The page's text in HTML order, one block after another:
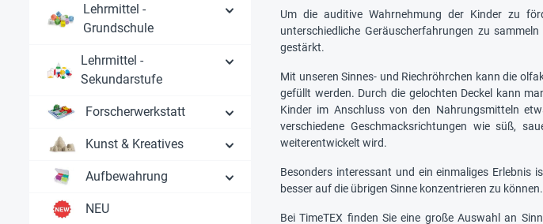
Lehrmittel -
Grundschule
Lehrmittel -
Sekundarstufe
Forscherwerkstatt
Kunst & Kreatives
Aufbewahrung
NEU
Um die auditive Wahrnehmung der Kinder zu
unterschiedliche Geräuscherfahrungen zu
gestärkt.
Mit unseren Sinnes- und Riechröhrchen kann die
gefüllt werden. Durch die gelochten Deckel kann
Kinder im Anschluss von den Nahrungsmitteln
verschiedene Geschmacksrichtungen wie süß,
weiterentwickelt wird.
Besonders interessant und ein einmaliges Erlebnis
besser auf die übrigen Sinne konzentrieren zu können.
Bei TimeTEX finden Sie eine große Auswahl an